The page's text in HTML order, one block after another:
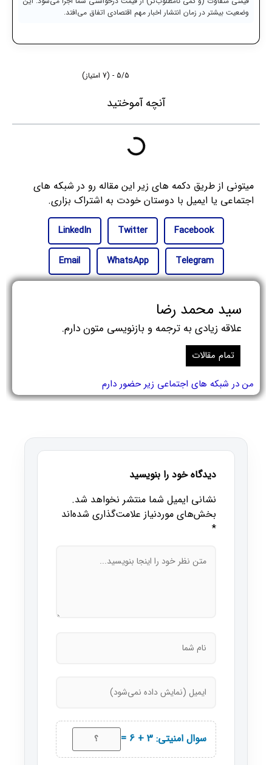
وضعیت بیشتر در زمان انتشار اخبار مهم اقتصادی اتفاق می‌افتد.
5/5 - (7 امتیاز)
آنچه آموختید
میتونی از طریق دکمه های زیر این مقاله رو در شبکه های
اجتماعی یا ایمیل با دوستان خودت به اشتراک بزاری.
Facebook
Twitter
LinkedIn
Telegram
WhatsApp
Email
سید محمد رضا
علاقه زیادی به ترجمه و بازنویسی متون دارم.
تمام مقالات
من در شبکه های اجتماعی زیر حضور دارم
دیدگاه خود را بنویسید
نشانی ایمیل شما منتشر نخواهد شد.
بخش‌های موردنیاز علامت‌گذاری شده‌اند
*
سوال امنیتی: 3 + 6 =